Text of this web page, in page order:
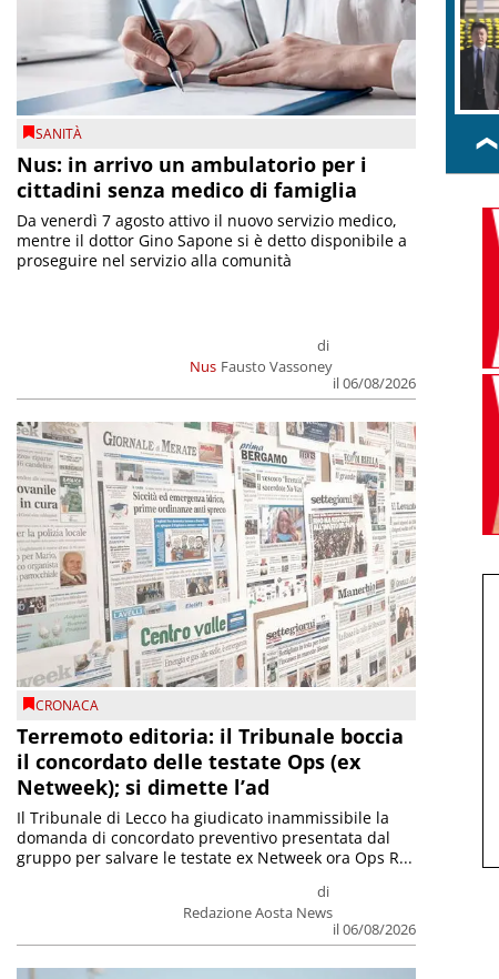
SANITÀ
Nus: in arrivo un ambulatorio per i
cittadini senza medico di famiglia
Nus
di
Fausto Vassoney
il 06/08/2026
Da venerdì 7 agosto attivo il nuovo servizio medico,
mentre il dottor Gino Sapone si è detto disponibile a
proseguire nel servizio alla comunità
CRONACA
Terremoto editoria: il Tribunale boccia
il concordato delle testate Ops (ex
Netweek); si dimette l’ad
di
Redazione Aosta News
il 06/08/2026
Il Tribunale di Lecco ha giudicato inammissibile la
domanda di concordato preventivo presentata dal
gruppo per salvare le testate ex Netweek ora Ops R...
❮